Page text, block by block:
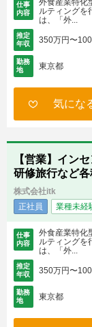
仕事
内容
外食産業特化
ルティングを
は、「外...
推定
年収
350万円〜
勤務
地
東京都
気にな
【営業】イン
研修旅行など
株式会社itk
正社員
業種未経
仕事
内容
外食産業特化
ルティングを
は、「外...
推定
年収
350万円〜
勤務
地
東京都